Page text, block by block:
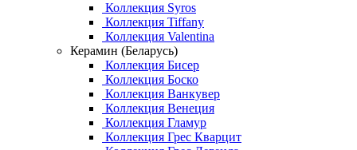
Коллекция Syros
Коллекция Tiffany
Коллекция Valentina
Керамин (Беларусь)
Коллекция Бисер
Коллекция Боско
Коллекция Ванкувер
Коллекция Венеция
Коллекция Гламур
Коллекция Грес Кварцит